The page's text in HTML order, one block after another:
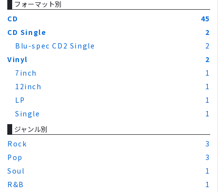
フォーマット別
CD
45
CD Single
2
Blu-spec CD2 Single
2
Vinyl
2
7inch
1
12inch
1
LP
1
Single
1
ジャンル別
Rock
3
Pop
3
Soul
1
R&B
1